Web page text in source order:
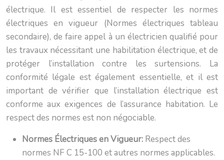
électrique. Il est essentiel de respecter les normes
électriques en vigueur (Normes électriques tableau
secondaire), de faire appel à un électricien qualifié pour
les travaux nécessitant une habilitation électrique, et de
protéger l’installation contre les surtensions. La
conformité légale est également essentielle, et il est
important de vérifier que l’installation électrique est
conforme aux exigences de l’assurance habitation. Le
respect des normes est non négociable.
Normes Électriques en Vigueur: Respect des
normes NF C 15-100 et autres normes applicables.